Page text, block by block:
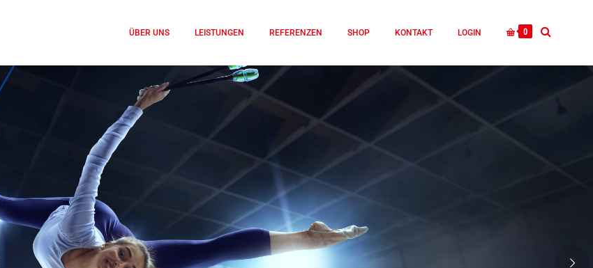
0
ÜBER UNS LEISTUNGEN REFERENZEN SHOP KONTAKT LOGIN